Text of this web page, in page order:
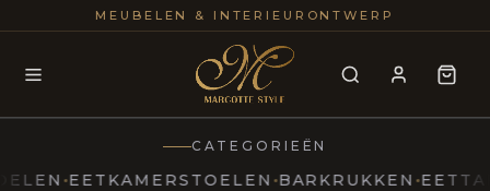
MEUBELEN & INTERIEURONTWERP25+
CATEGORIEËN
EETKAMERSTOELEN BARKRUKKEN EETTAFELS